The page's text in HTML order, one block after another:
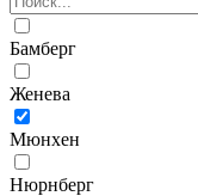
Бамберг
Женева
Мюнхен
Нюрнберг